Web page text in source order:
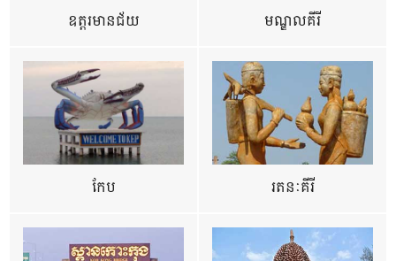
ឧត្ដរមានជ័យ មណ្ឌលគីរី
កែប រតនៈគីរី